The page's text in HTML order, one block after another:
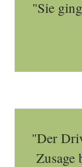
"Sie
"Der
Zusage